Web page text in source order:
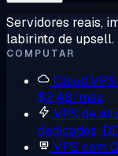
Servidores reais,
labirinto de upsell.
COMPUTAR
Cloud VPS
$2,48/mês
VPS de
dedicados,
VPS com